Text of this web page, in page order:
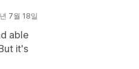
7월 18일
able
it's